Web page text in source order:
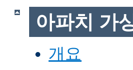
아파치 가
개요